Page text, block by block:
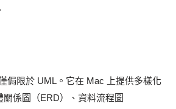
侷限於 UML。它在 Mac 上提供多樣化
係圖（ERD）、資料流程圖